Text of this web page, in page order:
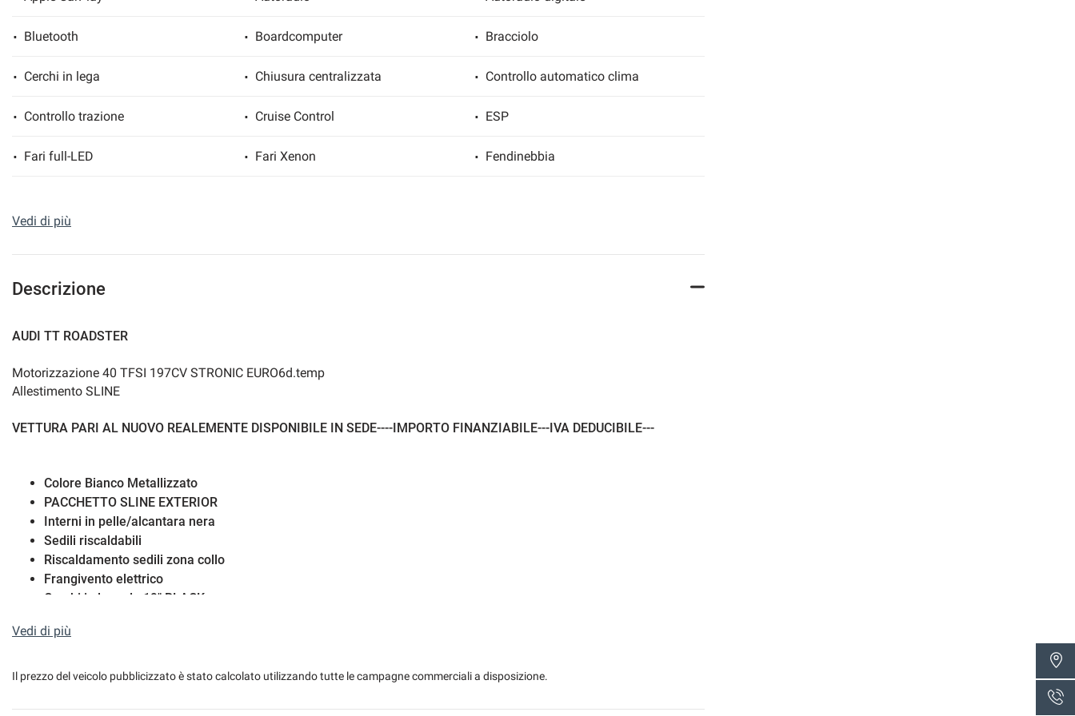
Bluetooth Boardcomputer Bracciolo
Cerchi in lega Chiusura centralizzata Controllo automatico clima
Controllo trazione Cruise Control ESP
Fari full-LED Fari Xenon Fendinebbia
Vedi di più
Descrizione
AUDI TT ROADSTER
Motorizzazione 40 TFSI 197CV STRONIC EURO6d.temp
Allestimento SLINE
VETTURA PARI AL NUOVO REALEMENTE DISPONIBILE IN SEDE----IMPORTO FINANZIABILE---IVA DEDUCIBILE---
Colore Bianco Metallizzato
PACCHETTO SLINE EXTERIOR
Interni in pelle/alcantara nera
Sedili riscaldabili
Riscaldamento sedili zona collo
Frangivento elettrico
Cerchi in lega da 19" BLACK
Fari posteriori LED con luci di svolta dinamiche
Sistema di navigazione AUDI MMI PLUS
Telecamera parcheggio posteriore
Vedi di più
Il prezzo del veicolo pubblicizzato è stato calcolato utilizzando tutte le campagne commerciali a disposizione.
Cookie necessari
Cookie analitici